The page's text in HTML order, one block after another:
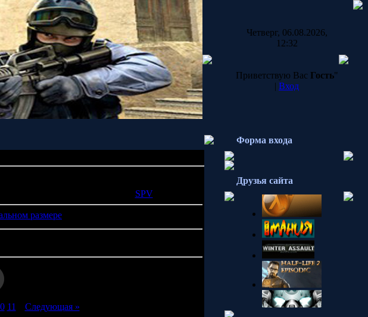
Четверг, 06.08.2026,
12:32
Приветствую Вас Гость"
| Вход
SPV
размере
11 Следующая »
Форма входа
Друзья сайта